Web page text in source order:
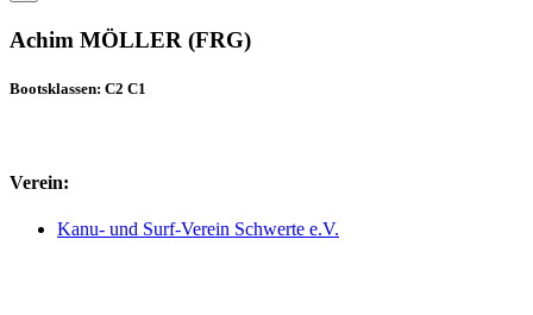
Achim MÖLLER (FRG)
Bootsklassen: C2 C1
Verein:
Kanu- und Surf-Verein Schwerte e.V.